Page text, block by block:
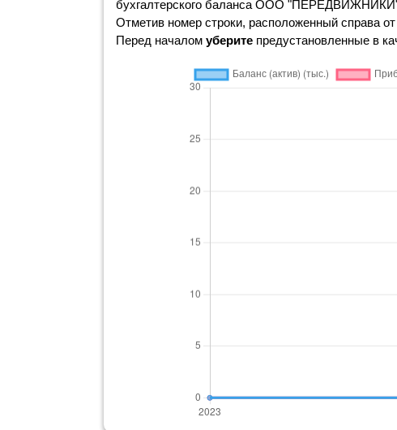
бухгалтерского баланса ООО
Отметив номер строки, расположенный справа от
Перед началом уберите предустановленные в